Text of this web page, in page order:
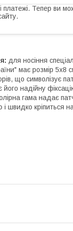
платежі. Тепер ви
для носіння
має розмір 5х8
що символізує
його надійну
гама надає
і швидко кріпиться